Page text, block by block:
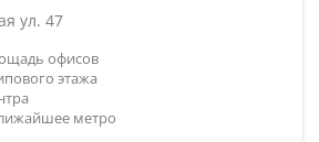
ул. 47
офисов
этажа
метро